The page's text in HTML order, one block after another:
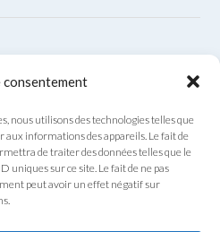
consentement
nous utilisons des technologies telles que
aux informations des appareils. Le fait de
de traiter des données telles que le
uniques sur ce site. Le fait de ne pas
peut avoir un effet négatif sur